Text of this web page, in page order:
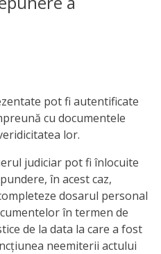
pot fi autentificate
cu documentele
lor.
judiciar pot fi înlocuite
în acest caz,
dosarul personal
în termen de
de la data la care a fost
neemiterii actului